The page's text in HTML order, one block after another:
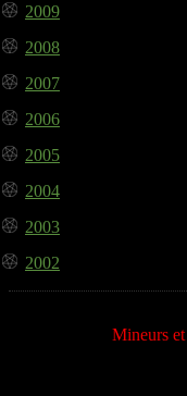
2009
2008
2007
2006
2005
2004
2003
2002
Mineurs et